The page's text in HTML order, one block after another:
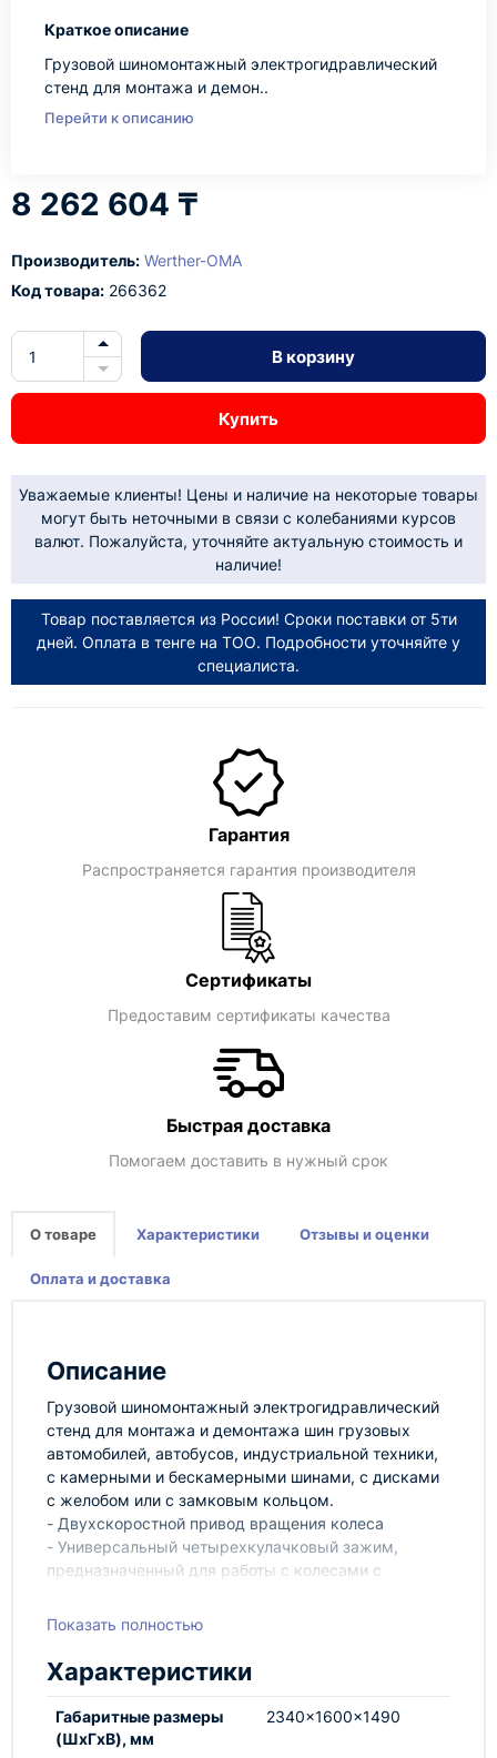
Краткое описание
Грузовой шиномонтажный электрогидравлический
стенд для монтажа и демон..
Перейти к описанию
8 262 604 ₸
Производитель: Werther-OMA
Код товара: 266362
В корзину
Купить
Уважаемые клиенты! Цены и наличие на некоторые товары
могут быть неточными в связи с колебаниями курсов
валют. Пожалуйста, уточняйте актуальную стоимость и
наличие!
Товар поставляется из России! Сроки поставки от 5ти
дней. Оплата в тенге на ТОО. Подробности уточняйте у
специалиста.
Гарантия
Распространяется гарантия производителя
Сертификаты
Предоставим сертификаты качества
Быстрая доставка
Помогаем доставить в нужный срок
О товаре Характеристики Отзывы и оценки
Оплата и доставка
Описание
Грузовой шиномонтажный электрогидравлический
стенд для монтажа и демонтажа шин грузовых
автомобилей, автобусов, индустриальной техники,
с камерными и бескамерными шинами, с дисками
с желобом или с замковым кольцом.
- Двухскоростной привод вращения колеса
- Универсальный четырехкулачковый зажим,
предназначенный для работы с колесами с
опциональными расширителями)
- Каретка с гидравлическим приводом рычага с
отжимной тарелкой/крюком
- Мобильная стойка управления, обеспечивающая
большее удобство при работе
Показать полностью
Характеристики
Габаритные размеры
(ШхГхВ), мм
2340x1600x1490